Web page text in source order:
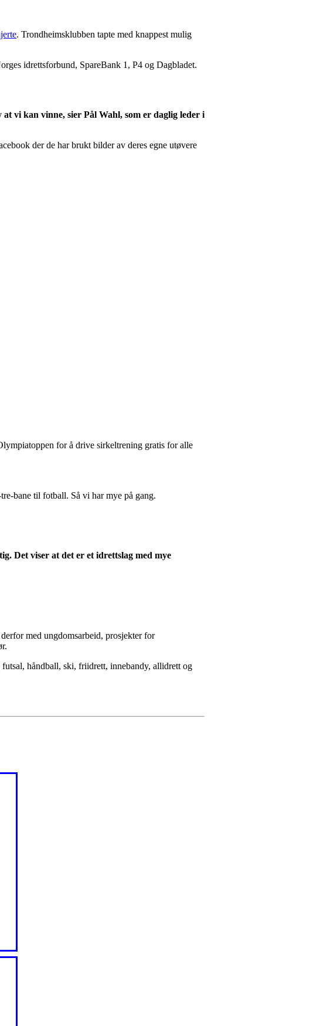
. Trondheimsklubben tapte med knappest mulig
idrettsforbund, SpareBank 1, P4 og Dagbladet.
vi kan vinne, sier Pål Wahl, som er daglig leder i
der de har brukt bilder av deres egne utøvere
for å drive sirkeltrening gratis for alle
bane til fotball. Så vi har mye på gang.
Det viser at det er et idrettslag med mye
med ungdomsarbeid, prosjekter for
håndball, ski, friidrett, innebandy, allidrett og